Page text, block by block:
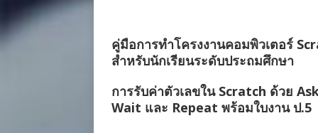
คู่มือการทำโครงงานคอมพิวเตอร์
สำหรับนักเรียนระดับประถมศึกษา
การรับค่าตัวเลขใน Scratch ด้วย
Wait และ Repeat พร้อมใบงาน ป.5